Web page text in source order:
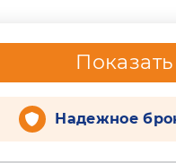
Надежное